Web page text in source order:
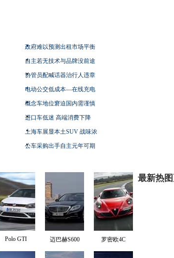
政府难以预测出租市场平衡
自主若无技术与品牌没前途
协管员配喊话器治行人违章
电动公交低成本—在线充电
概念车地位窘迫国内需谨慎
进口车低迷 高端消费下降
上海车展显本土SUV 战味浓
公车采购出手自主元年可期
Polo GTI 迈巴赫S600 罗密欧4C
最新热图